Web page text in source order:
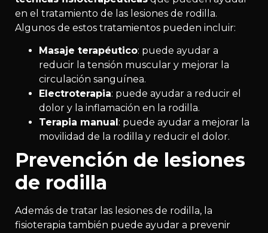
en el tratamiento de las lesiones de rodilla.
Algunos de estos tratamientos pueden incluir:
Masaje terapéutico: puede ayudar a
reducir la tensión muscular y mejorar la
circulación sanguínea.
Electroterapia: puede ayudar a reducir el
dolor y la inflamación en la rodilla.
Terapia manual : puede ayudar a mejorar la
movilidad de la rodilla y reducir el dolor.
Prevención de lesiones
de rodilla
Además de tratar las lesiones de rodilla, la
fisioterapia también puede ayudar a prevenir